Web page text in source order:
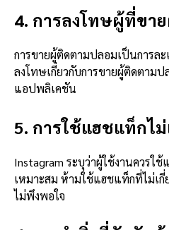
4. การลงโทษผู้ที่ขา
การขายผู้ติดตามปลอมเป็นการล
ลงโทษเกี่ยวกับการขายผู้ติดตาม
แอปพลิเคชัน
5. การใช้แฮชแท็กไ
Instagram ระบุว่าผู้ใช้งานควรใ
เหมาะสม ห้ามใช้แฮชแท็กที่ไม่เ
ไม่พึงพอใจ